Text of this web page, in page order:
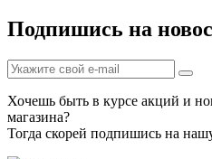
Подпишись на
Хочешь быть в курсе акций и
магазина?
Тогда скорей подпишись на